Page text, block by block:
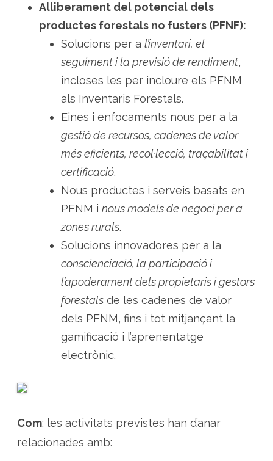
Alliberament del potencial dels
productes forestals no fusters (PFNF):
Solucions per a l’inventari, el
seguiment i la previsió de rendiment,
incloses les per incloure els PFNM
als Inventaris Forestals.
Eines i enfocaments nous per a la
gestió de recursos, cadenes de valor
més eficients, recol·lecció, traçabilitat i
certificació.
Nous productes i serveis basats en
PFNM i nous models de negoci per a
zones rurals.
Solucions innovadores per a la
conscienciació, la participació i
l’apoderament dels propietaris i gestors
forestals de les cadenes de valor
dels PFNM, fins i tot mitjançant la
gamificació i l’aprenentatge
electrònic.
Com: les activitats previstes han d’anar
relacionades amb: